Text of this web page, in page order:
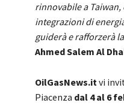
rinnovabile a
integrazioni di
guiderà e rafforzerà
Ahmed Salem Al
OilGasNews.itvi
Piacenza dal 4 al 6